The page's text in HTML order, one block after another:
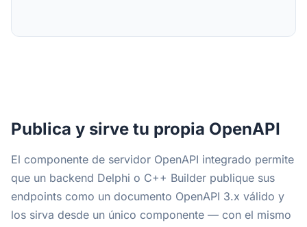
Publica y sirve tu propia OpenAPI
El componente de servidor OpenAPI integrado permite
que un backend Delphi o C++ Builder publique sus
endpoints como un documento OpenAPI 3.x válido y
los sirva desde un único componente — con el mismo